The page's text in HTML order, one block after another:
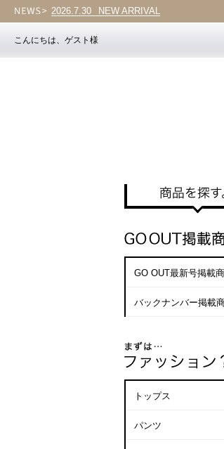
2026.7.30 Vol.203
こんにちは、ゲスト様
GO OUT最新号掲載
バックナンバー掲載
トップス
パンツ